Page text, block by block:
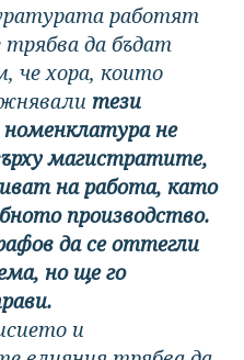
работят
да бъдат
че хора, които
тези
номенклатура не
магистратите,
на работа, като
производство.
да се оттегли
но ще го
и